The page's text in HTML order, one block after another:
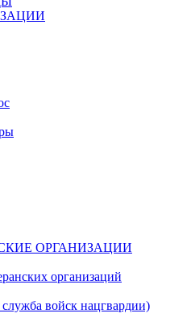
ОРГАНИЗАЦИИ
организаций
войск нацгвардии)